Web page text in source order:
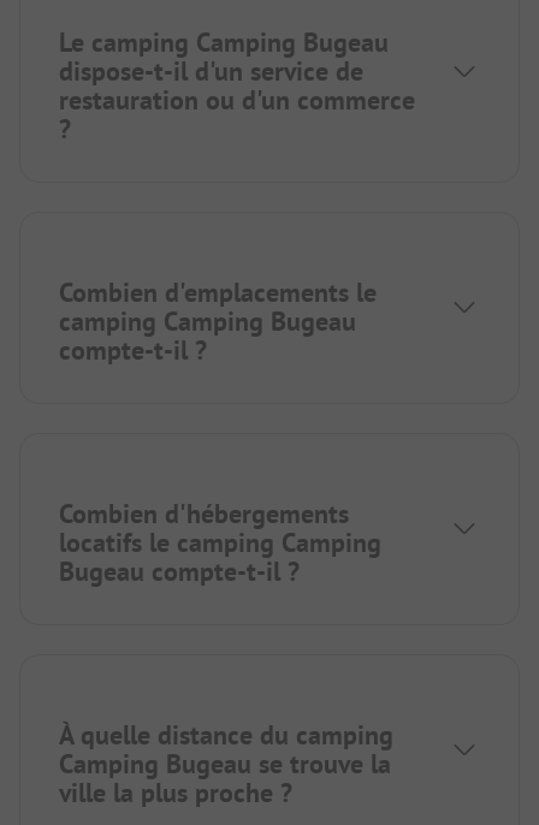
Le camping Camping Bugeau
dispose-t-il d'un service de
restauration ou d'un commerce
?
Combien d'emplacements le
camping Camping Bugeau
compte-t-il ?
Combien d'hébergements
locatifs le camping Camping
Bugeau compte-t-il ?
À quelle distance du camping
Camping Bugeau se trouve la
ville la plus proche ?